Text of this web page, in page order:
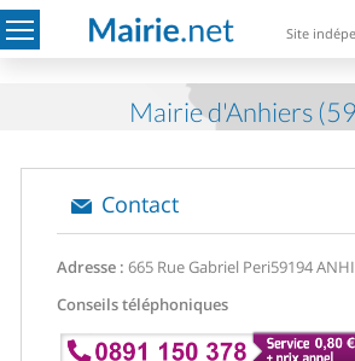
Site
Mairie d'Anhiers
Contact
Adresse : 665 Rue Gabriel Peri59194
Conseils téléphoniques